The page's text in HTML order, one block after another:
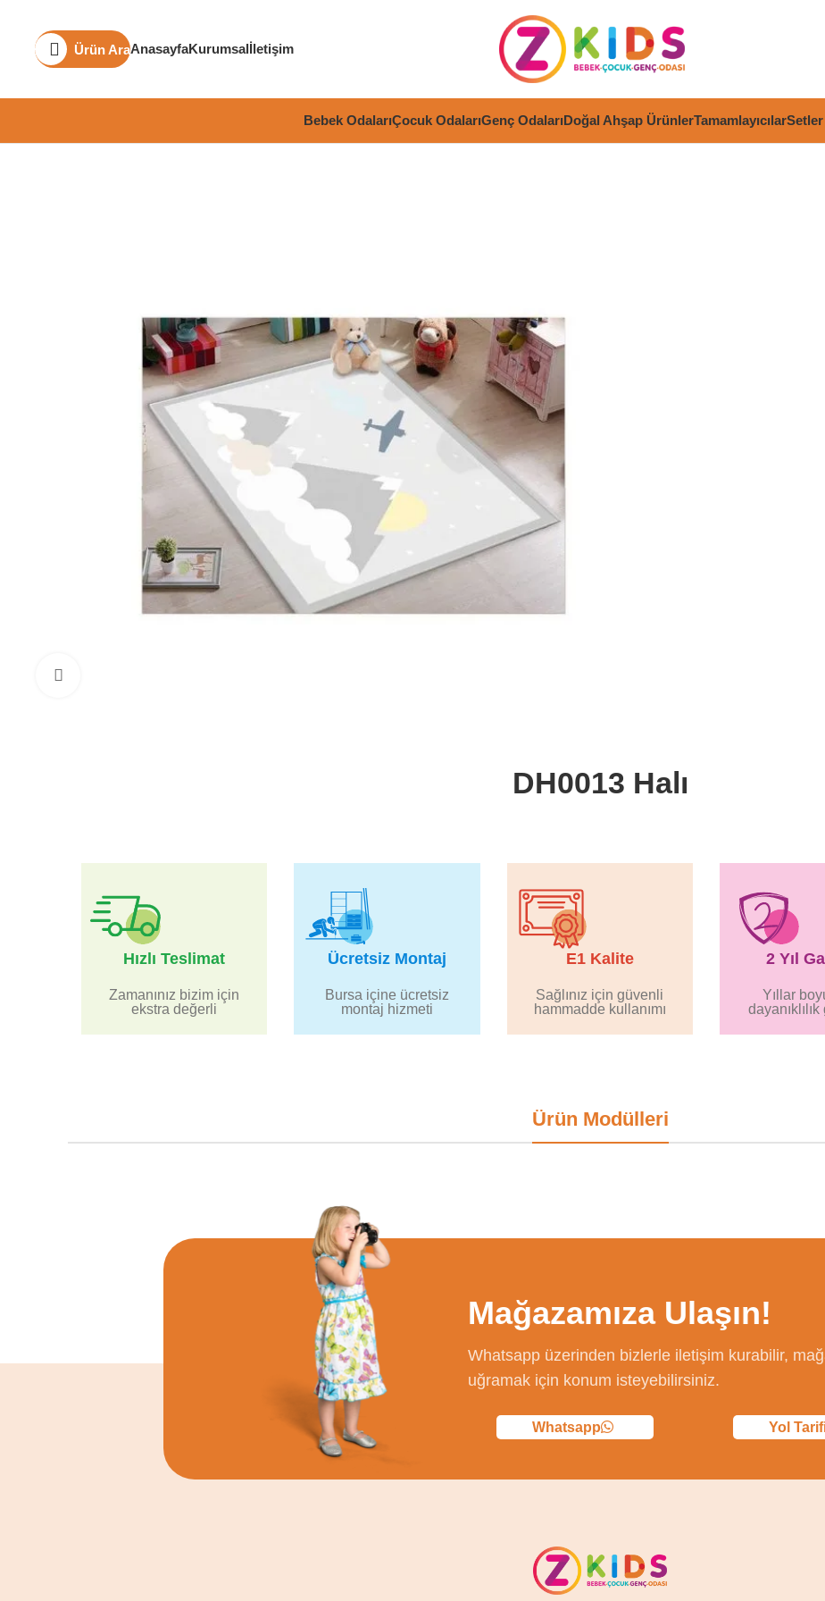
Ürün AraAnasayfaKurumsalİletişim
Bebek OdalarıÇocuk OdalarıGenç OdalarıDoğal Ahşap ÜrünlerTamamlayıcılar
DH0013 Halı
Hızlı Teslimat
Zamanınız bizim için
ekstra değerli
Ücretsiz Montaj
Bursa içine ücretsiz
montaj hizmeti
E1 Kalite
Sağlınız için güvenli
hammadde kullanımı
2 Yıl
Yıllar
Ürün Modülleri
Mağazamıza Ulaşın!
Whatsapp üzerinden bizlerle iletişim kurabilir,
uğramak için konum isteyebilirsiniz.
Whatsapp Yol